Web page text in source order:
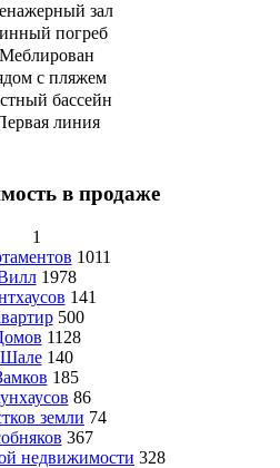
зал
погреб
с пляжем
бассейн
линия
в продаже
1
1011
1978
141
500
1128
Шале 140
185
86
земли 74
367
недвижимости 328